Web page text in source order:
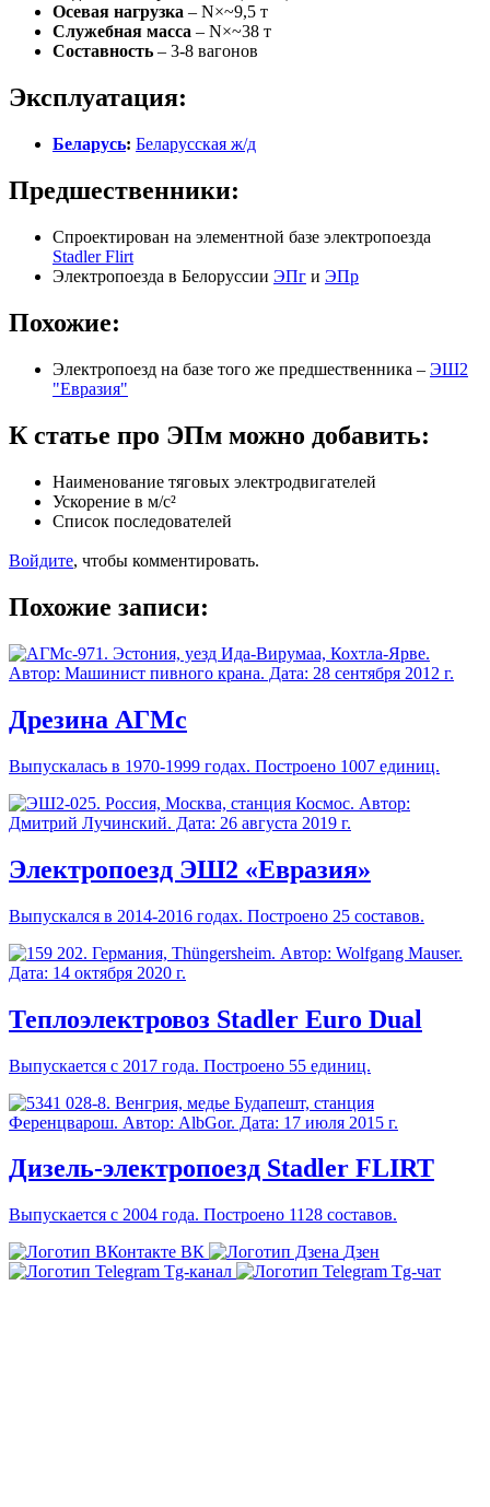
Осевая нагрузка – N×~9,5 т
Служебная масса – N×~38 т
Составность – 3-8 вагонов
Эксплуатация:
Беларусь: Беларусская ж/д
Предшественники:
Спроектирован на элементной базе электропоезда
Stadler Flirt
Электропоезда в Белоруссии ЭПг и ЭПр
Похожие:
Электропоезд на базе того же предшественника – ЭШ2
"Евразия"
К статье про ЭПм можно добавить:
Наименование тяговых электродвигателей
Ускорение в м/с²
Список последователей
Войдите, чтобы комментировать.
Похожие записи:
Дрезина АГМс
Выпускалась в 1970-1999 годах. Построено 1007 единиц.
Электропоезд ЭШ2 «Евразия»
Выпускался в 2014-2016 годах. Построено 25 составов.
Теплоэлектровоз Stadler Euro Dual
Выпускается с 2017 года. Построено 55 единиц.
Дизель-электропоезд Stadler FLIRT
Выпускается с 2004 года. Построено 1128 составов.
ВК
Дзен
Tg-канал
Tg-чат